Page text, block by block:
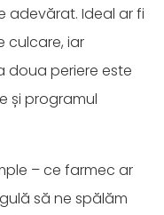
adevărat. Ideal ar fi
culcare, iar
doua periere este
și programul
– ce farmec ar
să ne spălăm